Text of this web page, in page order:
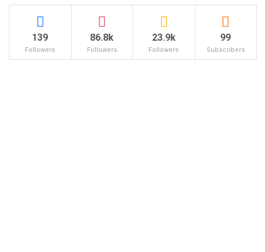
139
Followers
86.8k
Followers
23.9k
Followers
99
Subscribers